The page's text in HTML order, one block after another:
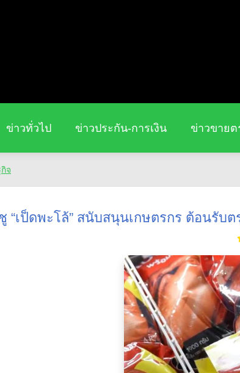
ข่าวทั่วไป ข่าวประกัน-การเงิน ข่าวขายต
จ
“เป็ดพะโล้” สนับสนุนเกษตรกร ต้อน